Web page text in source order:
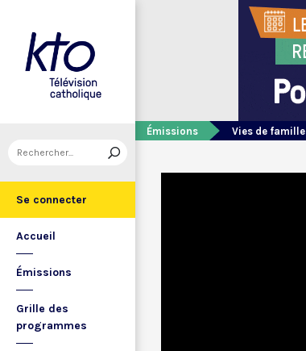
Se connecter
Accueil
Émissions
Grille des
programmes
Émissions Vies de famille